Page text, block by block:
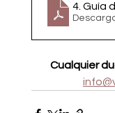
4. Guía
Cualquier